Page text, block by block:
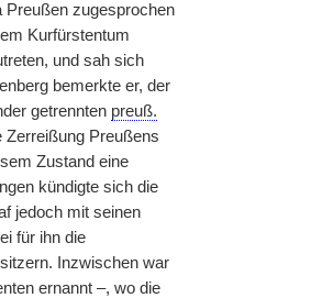
Preußen zugesprochen
Kurfürstentum
und sah sich
bemerkte er, der
getrennten preuß.
Zerreißung Preußens
Zustand eine
kündigte sich die
jedoch mit seinen
für ihn die
Inzwischen war
ernannt –, wo die